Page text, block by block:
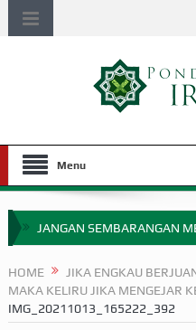
Menu
JANGAN SEMBARANGAN
MIMPI YANG DIABAIKAN
HOME
JIKA ENGKAU
MAKA KELIRU JIKA MENGEJAR
IMG_20211013_165222_392